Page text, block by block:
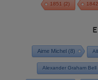
1851 (2) 1842
Aime Michel(8)
Alexander Graham Bell